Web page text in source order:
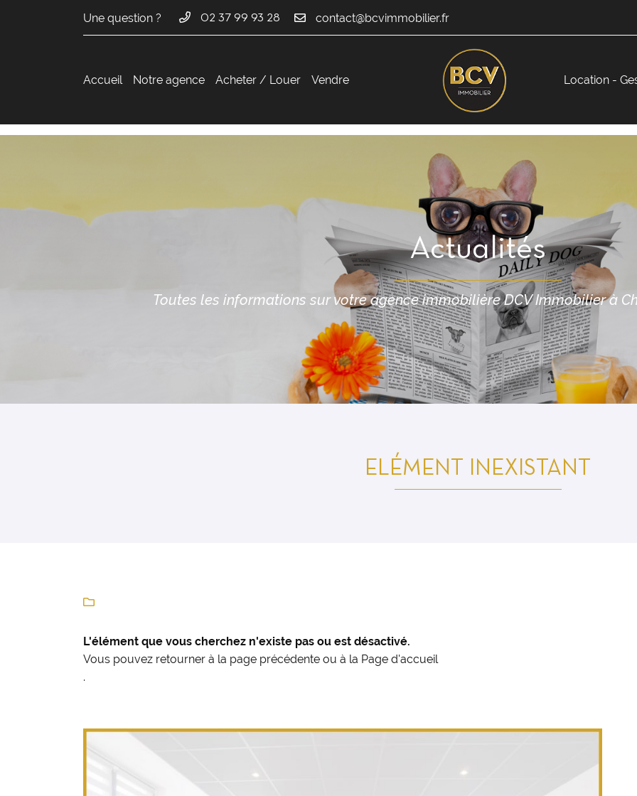
Une question ? 02 37 99 93 28
Accueil Notre agence Acheter / Louer Vendre Location -
36 avenue du Maréchal Maunoury
l'adresse email indiqué ci-dessus. Vous pouvez vous désinscrire à tout moment en
Actualités
Toutes les informations sur votre agence immobilière DCV Immobilier à
ELÉMENT INEXISTANT

L'élément que vous cherchez n'existe pas ou est désactivé.
Vous pouvez retourner à la page précédente ou à la Page d'accueil
.